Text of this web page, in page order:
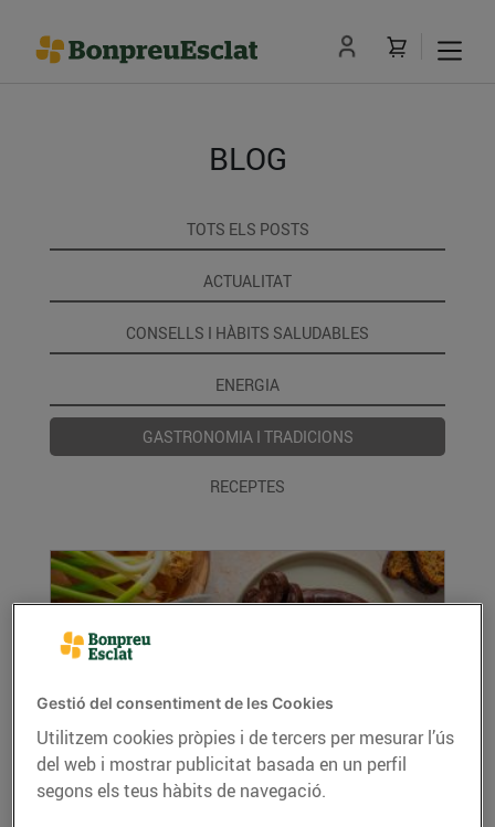
BLOG
TOTS ELS POSTS
ACTUALITAT
CONSELLS I HÀBITS SALUDABLES
ENERGIA
GASTRONOMIA I TRADICIONS
RECEPTES
Prepara't per al dijous llarder!
10/de febrer/2025
Gestió del consentiment de les Cookies
Utilitzem cookies pròpies i de tercers per mesurar l’ús
del web i mostrar publicitat basada en un perfil
segons els teus hàbits de navegació.